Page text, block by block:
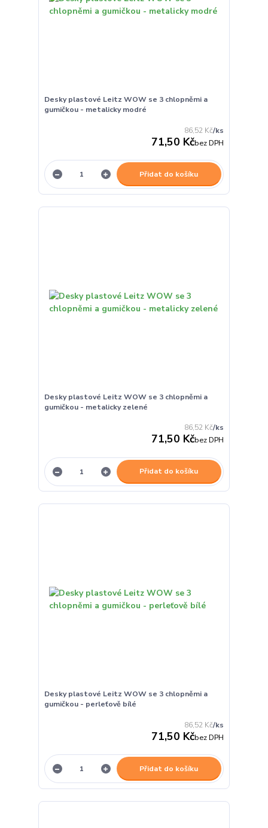
Desky plastové Leitz WOW se 3 chlopněmi a
gumičkou - metalicky modré
86,52 Kč/ks
71,50 Kčbez DPH
Přidat do košíku
Desky plastové Leitz WOW se 3 chlopněmi a
gumičkou - metalicky zelené
86,52 Kč/ks
71,50 Kčbez DPH
Přidat do košíku
Desky plastové Leitz WOW se 3 chlopněmi a
gumičkou - perleťově bílé
86,52 Kč/ks
71,50 Kčbez DPH
Přidat do košíku